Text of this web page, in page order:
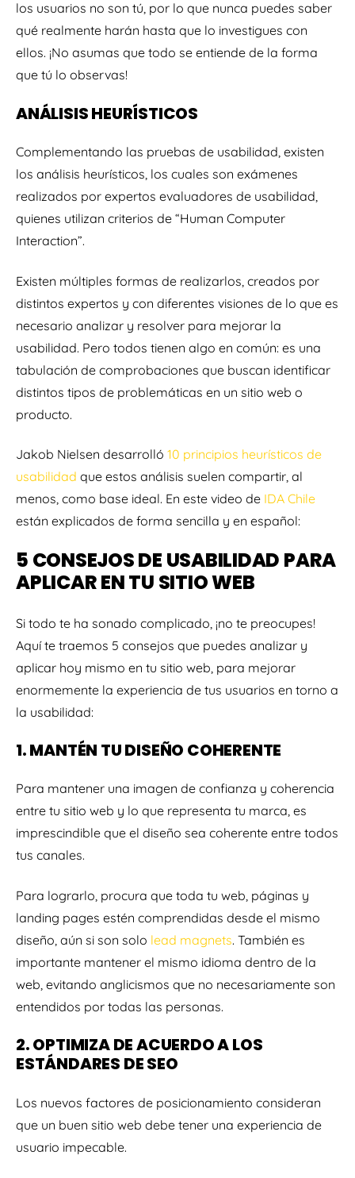
los usuarios no son tú, por lo que nunca puedes saber
qué realmente harán hasta que lo investigues con
ellos. ¡No asumas que todo se entiende de la forma
que tú lo observas!
ANÁLISIS HEURÍSTICOS
Complementando las pruebas de usabilidad, existen
los análisis heurísticos, los cuales son exámenes
realizados por expertos evaluadores de usabilidad,
quienes utilizan criterios de “Human Computer
Interaction”.
Existen múltiples formas de realizarlos, creados por
distintos expertos y con diferentes visiones de lo que es
necesario analizar y resolver para mejorar la
usabilidad. Pero todos tienen algo en común: es una
tabulación de comprobaciones que buscan identificar
distintos tipos de problemáticas en un sitio web o
producto.
Jakob Nielsen desarrolló 10 principios heurísticos de
usabilidad que estos análisis suelen compartir, al
menos, como base ideal. En este video de IDA Chile
están explicados de forma sencilla y en español:
5 CONSEJOS DE USABILIDAD PARA
APLICAR EN TU SITIO WEB
Si todo te ha sonado complicado, ¡no te preocupes!
Aquí te traemos 5 consejos que puedes analizar y
aplicar hoy mismo en tu sitio web, para mejorar
enormemente la experiencia de tus usuarios en torno a
la usabilidad:
1. MANTÉN TU DISEÑO COHERENTE
Para mantener una imagen de confianza y coherencia
entre tu sitio web y lo que representa tu marca, es
imprescindible que el diseño sea coherente entre todos
tus canales.
Para lograrlo, procura que toda tu web, páginas y
landing pages estén comprendidas desde el mismo
diseño, aún si son solo lead magnets. También es
importante mantener el mismo idioma dentro de la
web, evitando anglicismos que no necesariamente son
entendidos por todas las personas.
2. OPTIMIZA DE ACUERDO A LOS
ESTÁNDARES DE SEO
Los nuevos factores de posicionamiento consideran
que un buen sitio web debe tener una experiencia de
usuario impecable.